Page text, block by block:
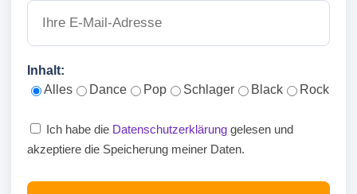
Inhalt:
Alles
Dance Pop Schlager Black Rock
Ich habe die Datenschutzerklärung gelesen und
akzeptiere die Speicherung meiner Daten.